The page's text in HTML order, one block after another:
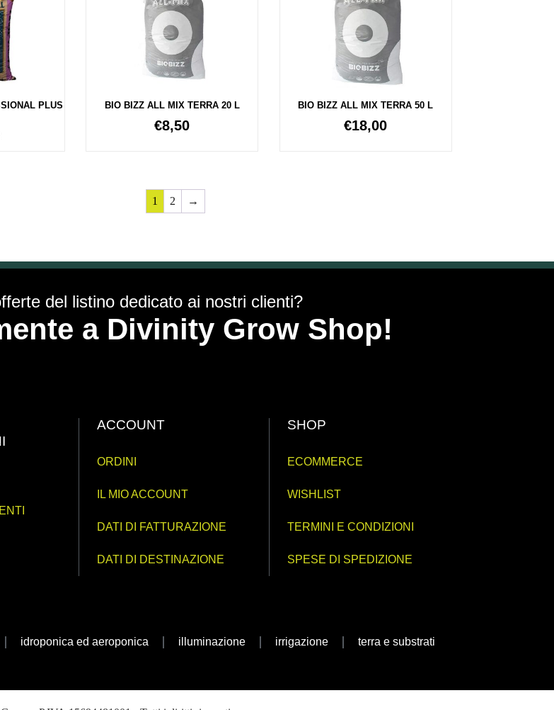
PLUS
BIO BIZZ ALL MIX TERRA 20 L
€8,50
BIO BIZZ ALL MIX TERRA 50 L
€18,00
1 2 →
del listino dedicato ai nostri clienti?
a Divinity Grow Shop!
ACCOUNT
ORDINI
IL MIO ACCOUNT
DATI DI FATTURAZIONE
DATI DI DESTINAZIONE
SHOP
ECOMMERCE
WISHLIST
TERMINI E CONDIZIONI
SPESE DI SPEDIZIONE
idroponica ed aeroponica illuminazione irrigazione terra e substrati